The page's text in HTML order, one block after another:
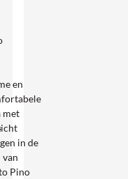
en
met
in de
van
Pino